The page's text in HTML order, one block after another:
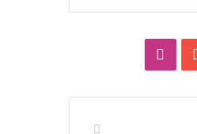
‫YouTubeانستقرام